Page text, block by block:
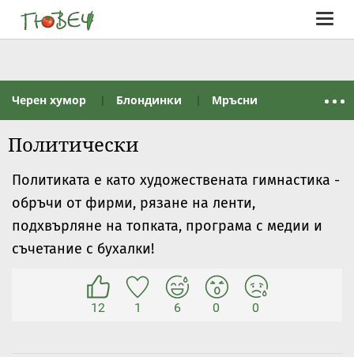
Черен хумор Блондинки Мръсни
Политически
Политиката е като художествената гимнастика -
обръчи от фирми, рязане на ленти,
подхвърляне на топката, програма с медии и
съчетание с бухалки!
12 1 6 0 0